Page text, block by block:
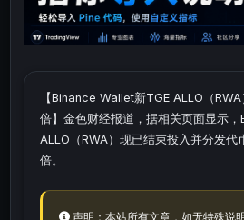
【Binance Wallet新TGE ALLO（
倍】金色财经报道，据相关页面显示
ALLO（RWA）现已结束投入并分发代
倍。
声明：本站所有文章，如无特殊说